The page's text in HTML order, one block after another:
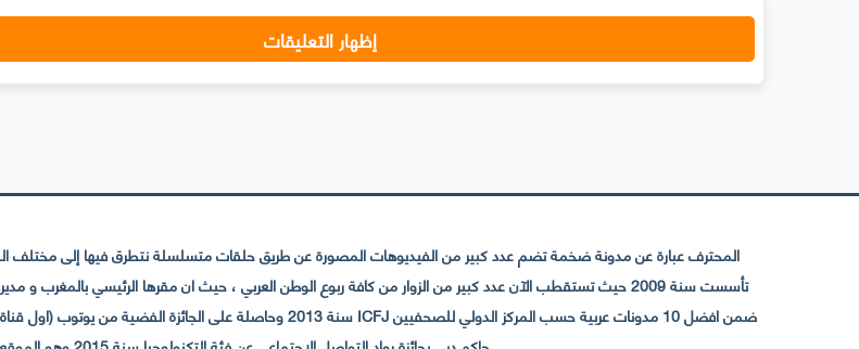
إظهار التعليقات
المحترف عبارة عن مدونة ضخمة تضم عدد كبير من الفيديوهات المصورة عن طريق حلقات متسلسلة نتطرق فيها إلى مختلف